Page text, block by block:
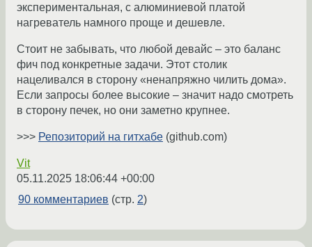
экспериментальная, с алюминиевой платой
нагреватель намного проще и дешевле.
Стоит не забывать, что любой девайс – это баланс
фич под конкретные задачи. Этот столик
нацеливался в сторону «ненапряжно чилить дома».
Если запросы более высокие – значит надо смотреть
в сторону печек, но они заметно крупнее.
>>> Репозиторий на гитхабе (github.com)
Vit
05.11.2025 18:06:44 +00:00
90 комментариев (стр. 2)